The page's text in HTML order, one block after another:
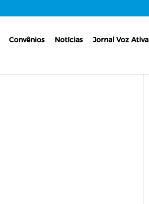
Convênios Notícias Jornal Voz Ativa